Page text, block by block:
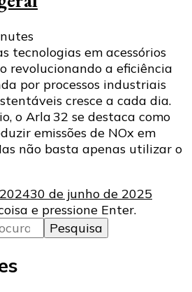
tecnologias em acessórios
revolucionando a eficiência
por processos industriais
cresce a cada dia.
o Arla 32 se destaca como
emissões de NOx em
não basta apenas utilizar o
30 de junho de 2025
e pressione Enter.